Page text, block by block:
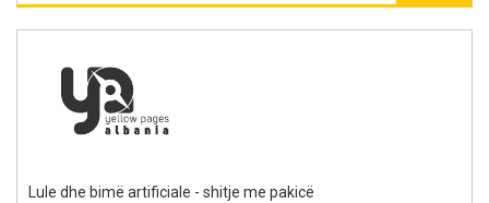
Lule dhe bimë artificiale - shitje me pakicë